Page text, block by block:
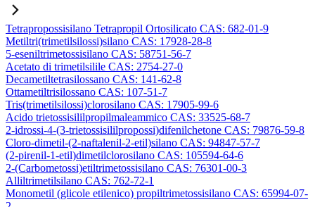
Tetrapropossisilano Tetrapropil Ortosilicato CAS: 682-01-9
Metiltri(trimetilsilossi)silano CAS: 17928-28-8
5-eseniltrimetossisilano CAS: 58751-56-7
Acetato di trimetilsilile CAS: 2754-27-0
Decametiltetrasilossano CAS: 141-62-8
Ottametiltrisilossano CAS: 107-51-7
Tris(trimetilsilossi)clorosilano CAS: 17905-99-6
Acido trietossisililpropilmaleammico CAS: 33525-68-7
2-idrossi-4-(3-trietossisililpropossi)difenilchetone CAS: 79876-59-8
Cloro-dimetil-(2-naftalenil-2-etil)silano CAS: 94847-57-7
(2-pirenil-1-etil)dimetilclorosilano CAS: 105594-64-6
2-(Carbometossi)etiltrimetossisilano CAS: 76301-00-3
Alliltrimetilsilano CAS: 762-72-1
Monometil (glicole etilenico) propiltrimetossisilano CAS: 65994-07-